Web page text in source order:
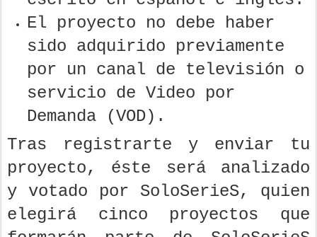
El proyecto no debe haber
sido adquirido previamente
por un canal de televisión o
servicio de Video por
Demanda (VOD).
Tras registrarte y enviar tu
proyecto, éste será analizado
y votado por SoloSerieS, quien
elegirá cinco proyectos que